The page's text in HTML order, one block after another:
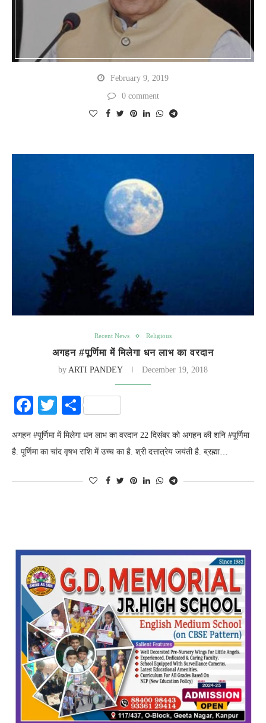
February 9, 2019
0 comment
Recent News Religious
अगहन #पूर्णिमा में मिलेगा धन लाभ का वरदान
by ARTI PANDEY December 19, 2018
Facebook
Twitter
Share
अगहन #पूर्णिमा में मिलेगा धन लाभ का वरदान 22 दिसंबर को अगहन की शनि #पूर्णिमा
है. पूर्णिमा का चांद वृषभ राशि में उच्च का है. श्री दत्तात्रेय जयंती है. ब्रह्मा…